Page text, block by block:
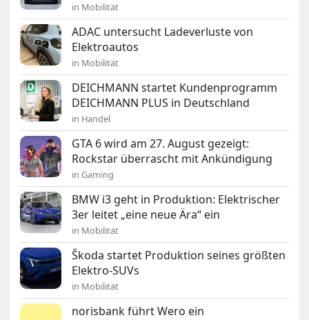
in Mobilität
ADAC untersucht Ladeverluste von
Elektroautos
in Mobilität
DEICHMANN startet Kundenprogramm
DEICHMANN PLUS in Deutschland
in Handel
GTA 6 wird am 27. August gezeigt:
Rockstar überrascht mit Ankündigung
in Gaming
BMW i3 geht in Produktion: Elektrischer
3er leitet „eine neue Ära“ ein
in Mobilität
Škoda startet Produktion seines größten
Elektro-SUVs
in Mobilität
norisbank führt Wero ein